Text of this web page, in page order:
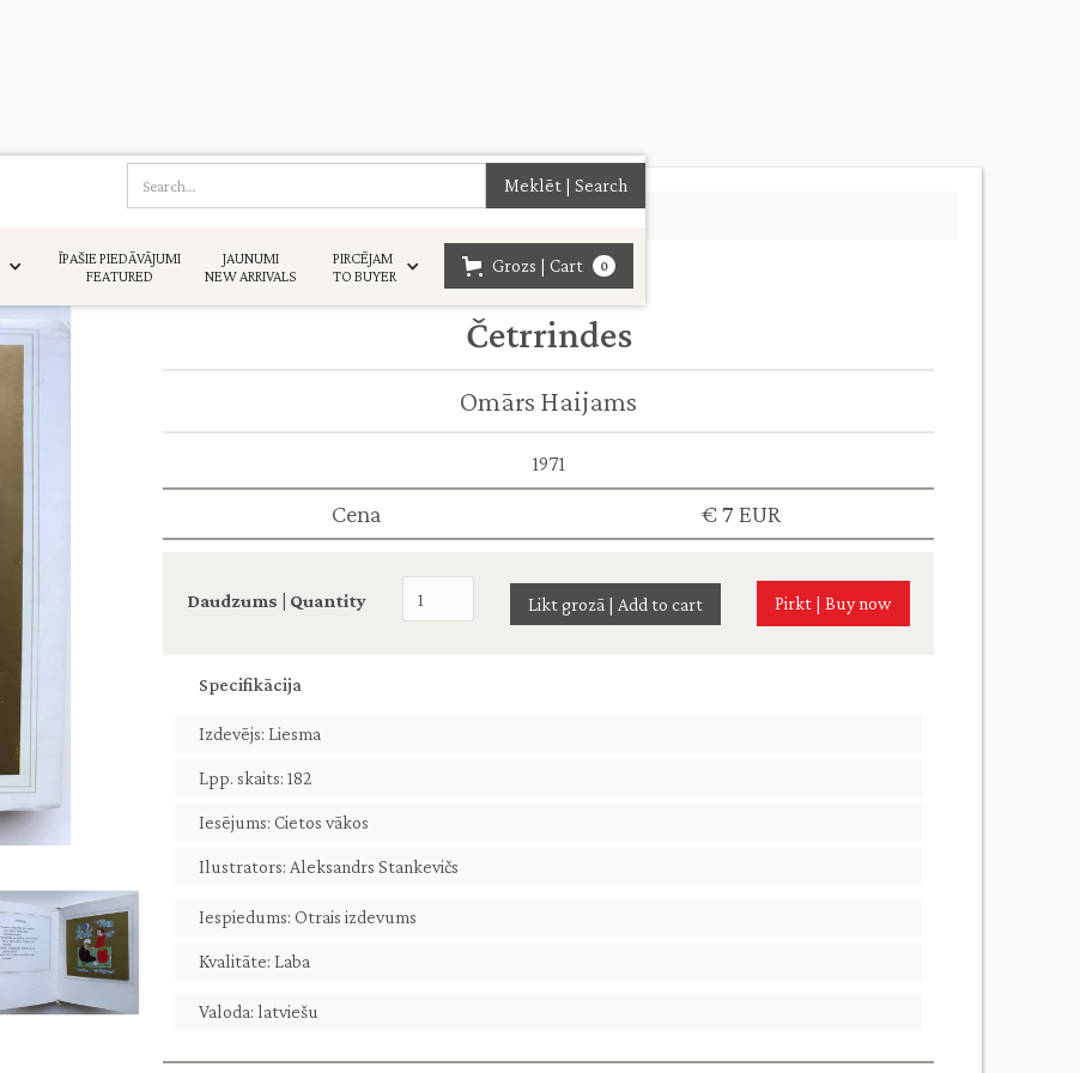
ĪPAŠIE PIEDĀVĀJUMI
FEATURED
JAUNUMI
NEW ARRIVALS
PIRCĒJAM
TO BUYER
Grozs | Cart 0
Četrrindes
Omārs Haijams
1971
Cena € 7 EUR
Daudzums | Quantity Pirkt | Buy now
Specifikācija
Izdevējs: Liesma
Lpp. skaits: 182
Iesējums: Cietos vākos
Ilustrators: Aleksandrs Stankevičs
Iespiedums: Otrais izdevums
Kvalitāte: Laba
Valoda: latviešu